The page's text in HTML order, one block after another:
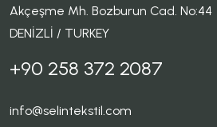
Akçeşme Mh. Bozburun Cad. No:44
DENİZLİ / TURKEY
+90 258 372 2087
info@selintekstil.com